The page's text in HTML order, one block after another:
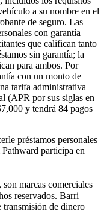
a su nombre en el
de seguro. Las
con garantía
que califican tanto
sin garantía; la
para ambos. Por
con un monto de
tarifa administrativa
(APR por sus siglas en
y tendrá 84 pagos
préstamos personales
participa en
marcas comerciales
reservados. Barri
de dinero